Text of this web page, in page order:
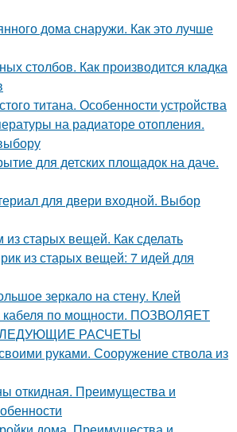
дома снаружи. Как это лучше
столбов. Как производится кладка
титана. Особенности устройства
на радиаторе отопления.
для детских площадок на даче.
для двери входной. Выбор
из старых вещей. Как сделать
из старых вещей: 7 идей для
зеркало на стену. Клей
кабеля по мощности. ПОЗВОЛЯЕТ
РАСЧЕТЫ
руками. Сооружение ствола из
откидная. Преимущества и